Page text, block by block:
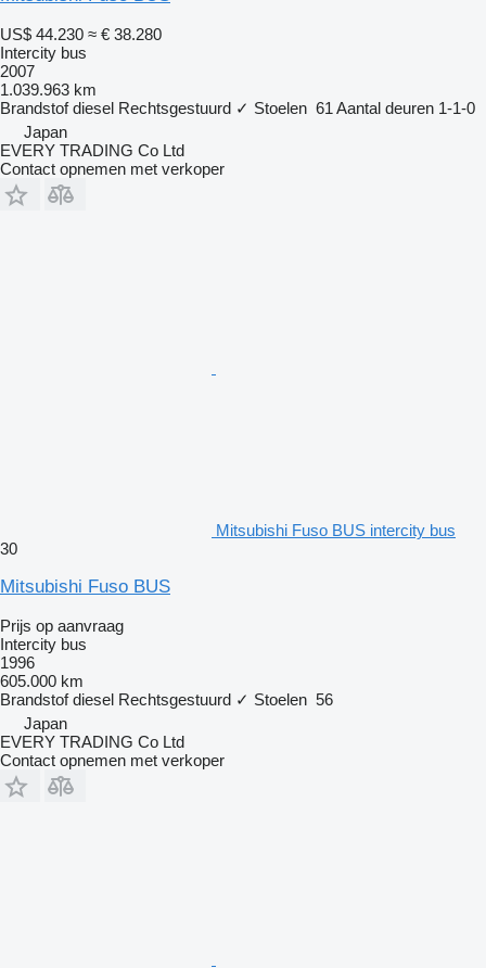
US$ 44.230 ≈ € 38.280
Intercity bus
2007
1.039.963 km
Brandstof diesel Rechtsgestuurd ✓ Stoelen 61 Aantal deuren 1-1-0
Japan
EVERY TRADING Co Ltd
Contact opnemen met verkoper
Mitsubishi Fuso BUS intercity bus
30
Mitsubishi Fuso BUS
Prijs op aanvraag
Intercity bus
1996
605.000 km
Brandstof diesel Rechtsgestuurd ✓ Stoelen 56
Japan
EVERY TRADING Co Ltd
Contact opnemen met verkoper